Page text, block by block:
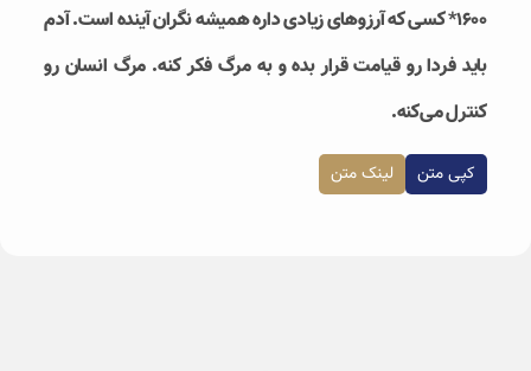
۱۶۰۰* کسی که آرزوهای زیادی داره همیشه نگران آینده است. آدم
باید فردا رو قیامت قرار بده و به مرگ فکر کنه. مرگ انسان رو
کنترل می‌کنه.
کپی متن لینک متن